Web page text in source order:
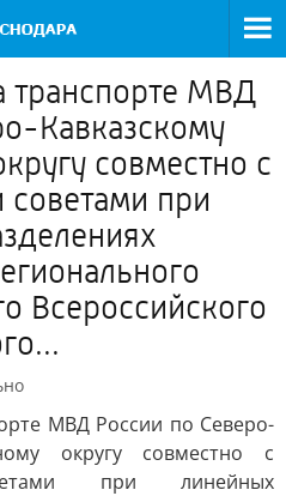
транспорте МВД
Кавказскому
совместно с
при
Всероссийского
МВД России по Северо-
округу совместно с
при линейных